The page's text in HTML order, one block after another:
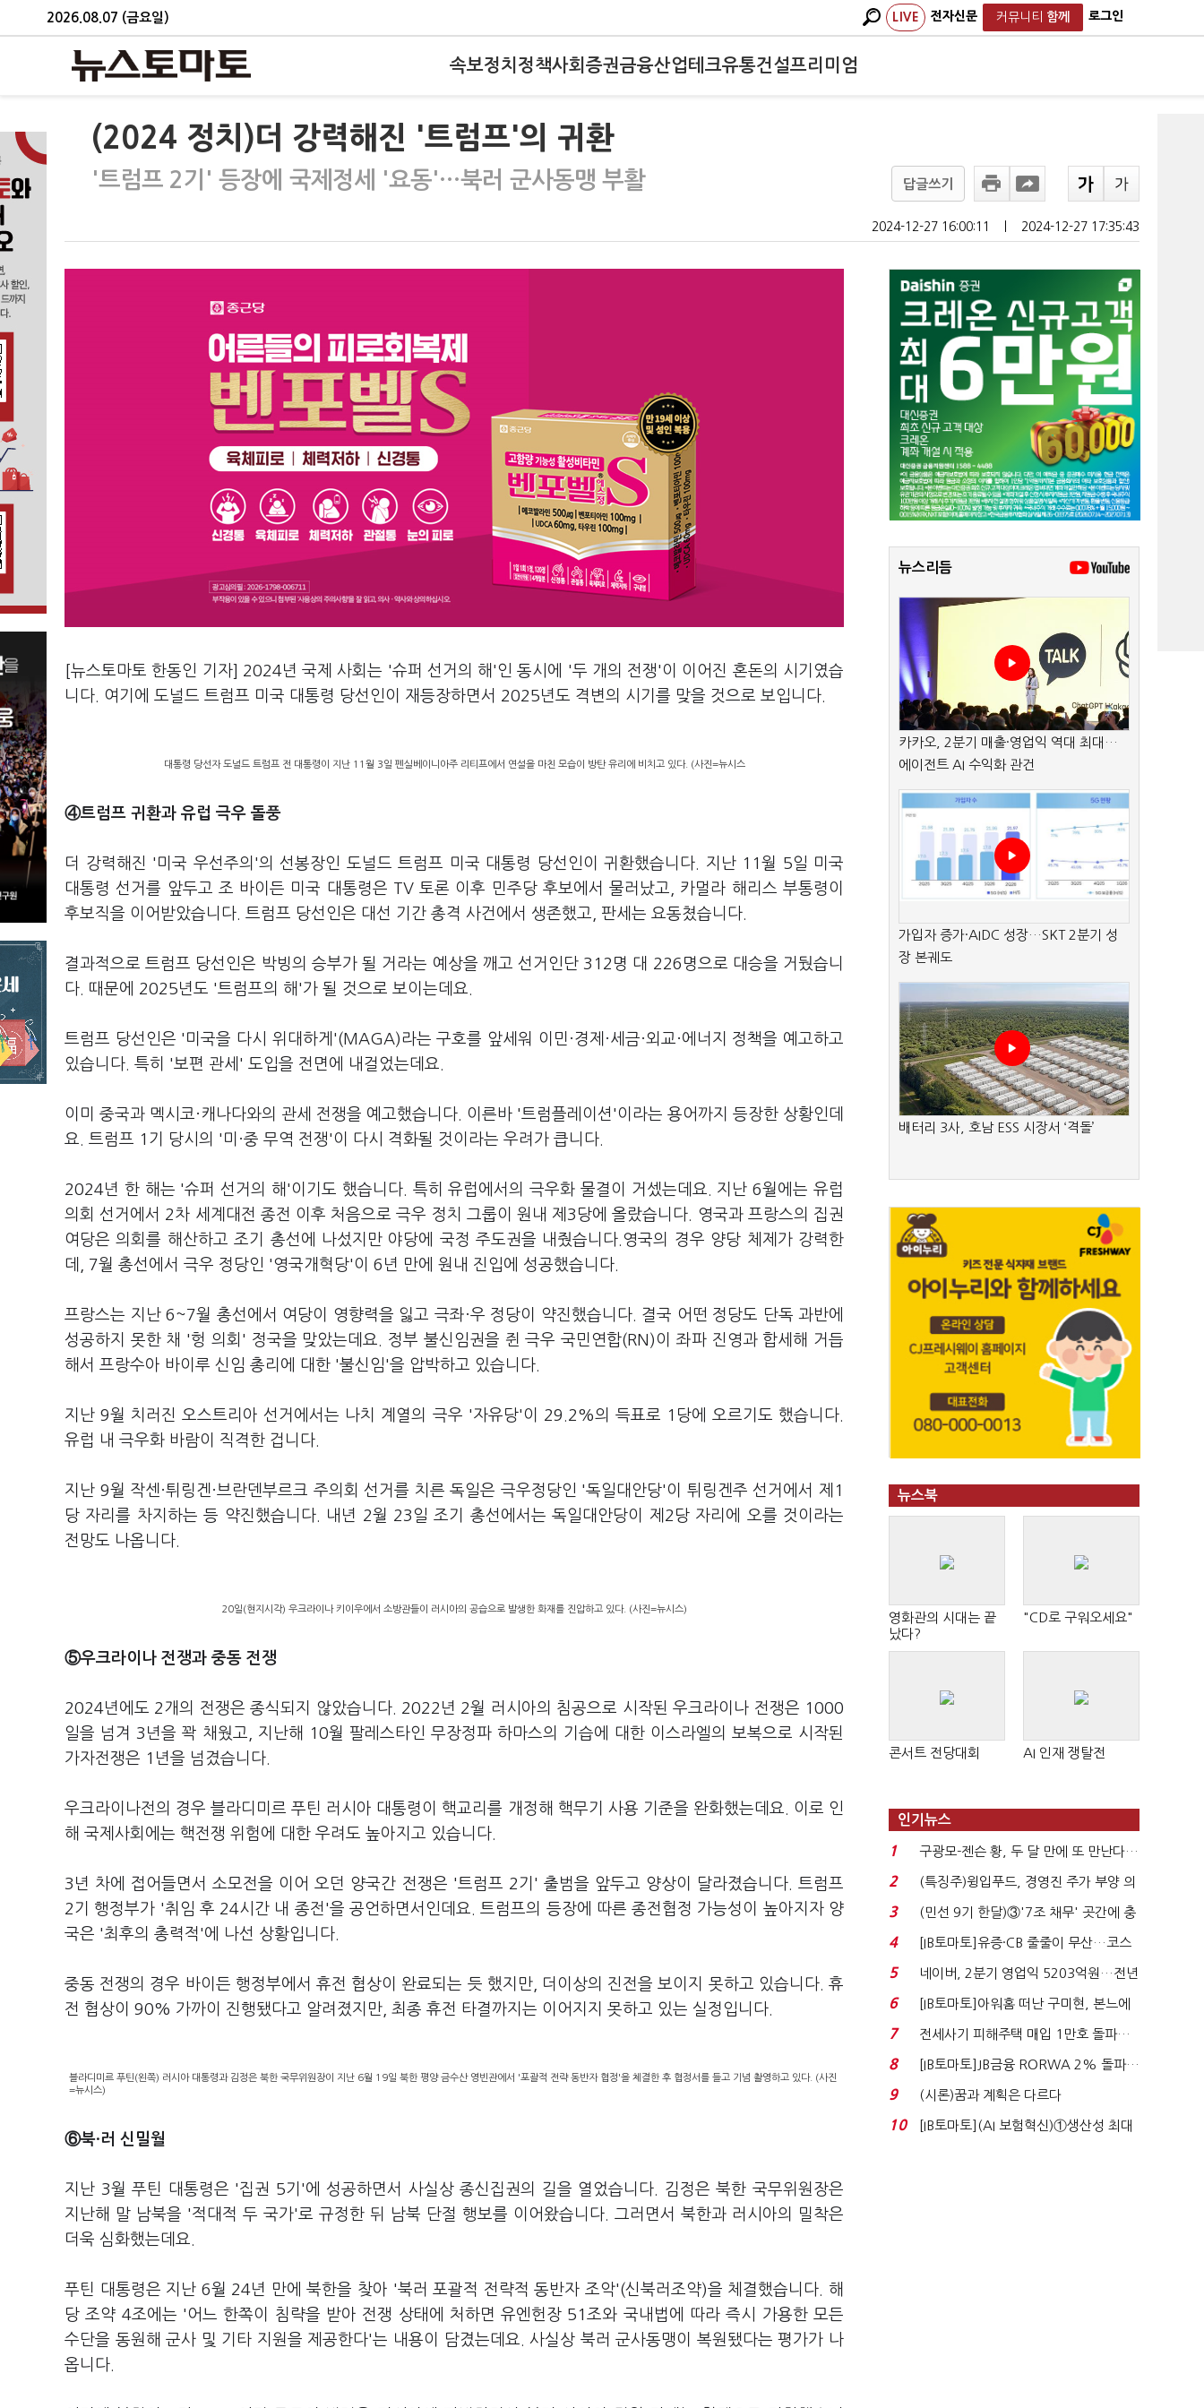
2026.08.07 (금요일) LIVE 전자신문 커뮤니티 함께 로그인
속보정치 정책사회 증권금융산업테크유통건설프리미엄
(2024 정치)더 강력해진 '트럼프'의 귀환
'트럼프 2기' 등장에 국제정세 '요동'…북러 군사동맹 부활 답글쓰기
2024-12-27 16:00:11 2024-12-27 17:35:43
[뉴스토마토 한동인 기자] 2024년 국제 사회는 '슈퍼 선거의 해'인 동시에 '두 개의 전쟁'이 이어진 혼돈의 시기였습
니다. 여기에 도널드 트럼프 미국 대통령 당선인이 재등장하면서 2025년도 격변의 시기를 맞을 것으로 보입니다.
대통령 당선자 도널드 트럼프 전 대통령이 지난 11월 3일 펜실베이니아주 리티프에서 연설을 마친 모습이 방탄 유리에 비치고 있다. (사진=뉴시스
④트럼프 귀환과 유럽 극우 돌풍
더 강력해진 '미국 우선주의'의 선봉장인 도널드 트럼프 미국 대통령 당선인이 귀환했습니다. 지난 11월 5일 미국
대통령 선거를 앞두고 조 바이든 미국 대통령은 TV 토론 이후 민주당 후보에서 물러났고, 카멀라 해리스 부통령이
후보직을 이어받았습니다. 트럼프 당선인은 대선 기간 총격 사건에서 생존했고, 판세는 요동쳤습니다.
결과적으로 트럼프 당선인은 박빙의 승부가 될 거라는 예상을 깨고 선거인단 312명 대 226명으로 대승을 거뒀습니
다. 때문에 2025년도 '트럼프의 해'가 될 것으로 보이는데요.
트럼프 당선인은 '미국을 다시 위대하게'(MAGA)라는 구호를 앞세워 이민·경제·세금·외교·에너지 정책을 예고하고
있습니다. 특히 '보편 관세' 도입을 전면에 내걸었는데요.
이미 중국과 멕시코·캐나다와의 관세 전쟁을 예고했습니다. 이른바 '트럼플레이션'이라는 용어까지 등장한 상황인데
요. 트럼프 1기 당시의 '미·중 무역 전쟁'이 다시 격화될 것이라는 우려가 큽니다.
2024년 한 해는 '슈퍼 선거의 해'이기도 했습니다. 특히 유럽에서의 극우화 물결이 거셌는데요. 지난 6월에는 유럽
의회 선거에서 2차 세계대전 종전 이후 처음으로 극우 정치 그룹이 원내 제3당에 올랐습니다. 영국과 프랑스의 집권
여당은 의회를 해산하고 조기 총선에 나섰지만 야당에 국정 주도권을 내줬습니다.영국의 경우 양당 체제가 강력한
데, 7월 총선에서 극우 정당인 '영국개혁당'이 6년 만에 원내 진입에 성공했습니다.
프랑스는 지난 6~7월 총선에서 여당이 영향력을 잃고 극좌·우 정당이 약진했습니다. 결국 어떤 정당도 단독 과반에
성공하지 못한 채 '헝 의회' 정국을 맞았는데요. 정부 불신임권을 쥔 극우 국민연합(RN)이 좌파 진영과 합세해 거듭
해서 프랑수아 바이루 신임 총리에 대한 '불신임'을 압박하고 있습니다.
지난 9월 치러진 오스트리아 선거에서는 나치 계열의 극우 '자유당'이 29.2%의 득표로 1당에 오르기도 했습니다.
유럽 내 극우화 바람이 직격한 겁니다.
지난 9월 작센·튀링겐·브란덴부르크 주의회 선거를 치른 독일은 극우정당인 '독일대안당'이 튀링겐주 선거에서 제1
당 자리를 차지하는 등 약진했습니다. 내년 2월 23일 조기 총선에서는 독일대안당이 제2당 자리에 오를 것이라는
전망도 나옵니다.
20일(현지시각) 우크라이나 키이우에서 소방관들이 러시아의 공습으로 발생한 화재를 진압하고 있다. (사진=뉴시스)
⑤우크라이나 전쟁과 중동 전쟁
2024년에도 2개의 전쟁은 종식되지 않았습니다. 2022년 2월 러시아의 침공으로 시작된 우크라이나 전쟁은 1000
일을 넘겨 3년을 꽉 채웠고, 지난해 10월 팔레스타인 무장정파 하마스의 기습에 대한 이스라엘의 보복으로 시작된
가자전쟁은 1년을 넘겼습니다.
우크라이나전의 경우 블라디미르 푸틴 러시아 대통령이 핵교리를 개정해 핵무기 사용 기준을 완화했는데요. 이로 인
해 국제사회에는 핵전쟁 위험에 대한 우려도 높아지고 있습니다.
3년 차에 접어들면서 소모전을 이어 오던 양국간 전쟁은 '트럼프 2기' 출범을 앞두고 양상이 달라졌습니다. 트럼프
2기 행정부가 '취임 후 24시간 내 종전'을 공언하면서인데요. 트럼프의 등장에 따른 종전협정 가능성이 높아지자 양
국은 '최후의 총력적'에 나선 상황입니다.
중동 전쟁의 경우 바이든 행정부에서 휴전 협상이 완료되는 듯 했지만, 더이상의 진전을 보이지 못하고 있습니다. 휴
전 협상이 90% 가까이 진행됐다고 알려졌지만, 최종 휴전 타결까지는 이어지지 못하고 있는 실정입니다.
블라디미르 푸틴(왼쪽) 러시아 대통령과 김정은 북한 국무위원장이 지난 6월 19일 북한 평양 금수산 영빈관에서 '포괄적 전략 동반자 협정'을 체결한 후 협정서를 들고 기념 촬영하고 있다. (사진
=뉴시스)
⑥북·러 신밀월
지난 3월 푸틴 대통령은 '집권 5기'에 성공하면서 사실상 종신집권의 길을 열었습니다. 김정은 북한 국무위원장은
지난해 말 남북을 '적대적 두 국가'로 규정한 뒤 남북 단절 행보를 이어왔습니다. 그러면서 북한과 러시아의 밀착은
더욱 심화했는데요.
푸틴 대통령은 지난 6월 24년 만에 북한을 찾아 '북러 포괄적 전략적 동반자 조악'(신북러조약)을 체결했습니다. 해
당 조약 4조에는 '어느 한쪽이 침략을 받아 전쟁 상태에 처하면 유엔헌장 51조와 국내법에 따라 즉시 가용한 모든
수단을 동원해 군사 및 기타 지원을 제공한다'는 내용이 담겼는데요. 사실상 북러 군사동맹이 복원됐다는 평가가 나
옵니다.
뉴스리듬
카카오, 2분기 매출·영업익 역대 최대…
에이전트 AI 수익화 관건
가입자 증가·AIDC 성장…SKT 2분기 성
장 본궤도
배터리 3사, 호남 ESS 시장서 ‘격돌’
뉴스북
영화관의 시대는 끝
났다?
"CD로 구워오세요"
콘서트 전당대회 AI 인재 쟁탈전
인기뉴스
1
구광모-젠슨 황, 두 달 만에 또 만난다…
로봇·AI 등 논...
2
(특징주)윙입푸드, 경영진 주가 부양 의
지에 상한가...
3
(민선 9기 한달)③'7조 채무' 곳간에 충
격…추미애, 20년...
4
[IB토마토]유증·CB 줄줄이 무산…코스
닥 벌점 급증에 ...
5
네이버, 2분기 영업익 5203억원…전년
비 0.2% 감소...
6
[IB토마토]아워홈 떠난 구미현, 본느에
340억 베팅…가...
7
전세사기 피해주택 매입 1만호 돌파…
누적 피해자 4만2...
8
[IB토마토]JB금융 RORWA 2% 돌파…
실적 견인은 은행 ...
9 (시론)꿈과 계획은 다르다
10
[IB토마토](AI 보험혁신)①생산성 최대